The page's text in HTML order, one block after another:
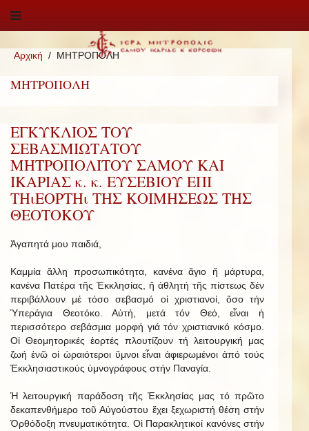
Αρχική ΜΗΤΡΟΠΟΛΗ
ΜΗΤΡΟΠΟΛΗ
ΕΓΚΥΚΛΙΟΣ ΤΟΥ
ΣΕΒΑΣΜΙΩΤΑΤΟΥ
ΜΗΤΡΟΠΟΛΙΤΟΥ ΣΑΜΟΥ ΚΑΙ
ΙΚΑΡΙΑΣ κ. κ. ΕΥΣΕΒΙΟΥ ΕΠΙ
ΤΗιΕΟΡΤΗι ΤΗΣ ΚΟΙΜΗΣΕΩΣ ΤΗΣ
ΘΕΟΤΟΚΟΥ
Ἀγαπητά μου παιδιά,
Καμμία ἄλλη προσωπικότητα, κανένα ἅγιο ἤ μάρτυρα,
κανένα Πατέρα τῆς Ἐκκλησίας, ἤ ἀθλητή τῆς πίστεως δέν
περιβάλλουν μέ τόσο σεβασμό οἱ χριστιανοί, ὅσο τήν
Ὑπεράγια Θεοτόκο. Αὐτή, μετά τόν Θεό, εἶναι ἡ
περισσότερο σεβάσμια μορφή γιά τόν χριστιανικό κόσμο.
Οἱ Θεομητορικές ἑορτές πλουτίζουν τή λειτουργική μας
ζωή ἐνῶ οἱ ὡραιότεροι ὕμνοι εἶναι ἀφιερωμένοι ἀπό τούς
Ἐκκλησιαστικούς ὑμνογράφους στήν Παναγία.
Ἡ λειτουργική παράδοση τῆς Ἐκκλησίας μας τό πρῶτο
δεκαπενθήμερο τοῦ Αὐγούστου ἔχει ξεχωριστή θέση στήν
Ὀρθόδοξη πνευματικότητα. Οἱ Παρακλητικοί κανόνες στήν